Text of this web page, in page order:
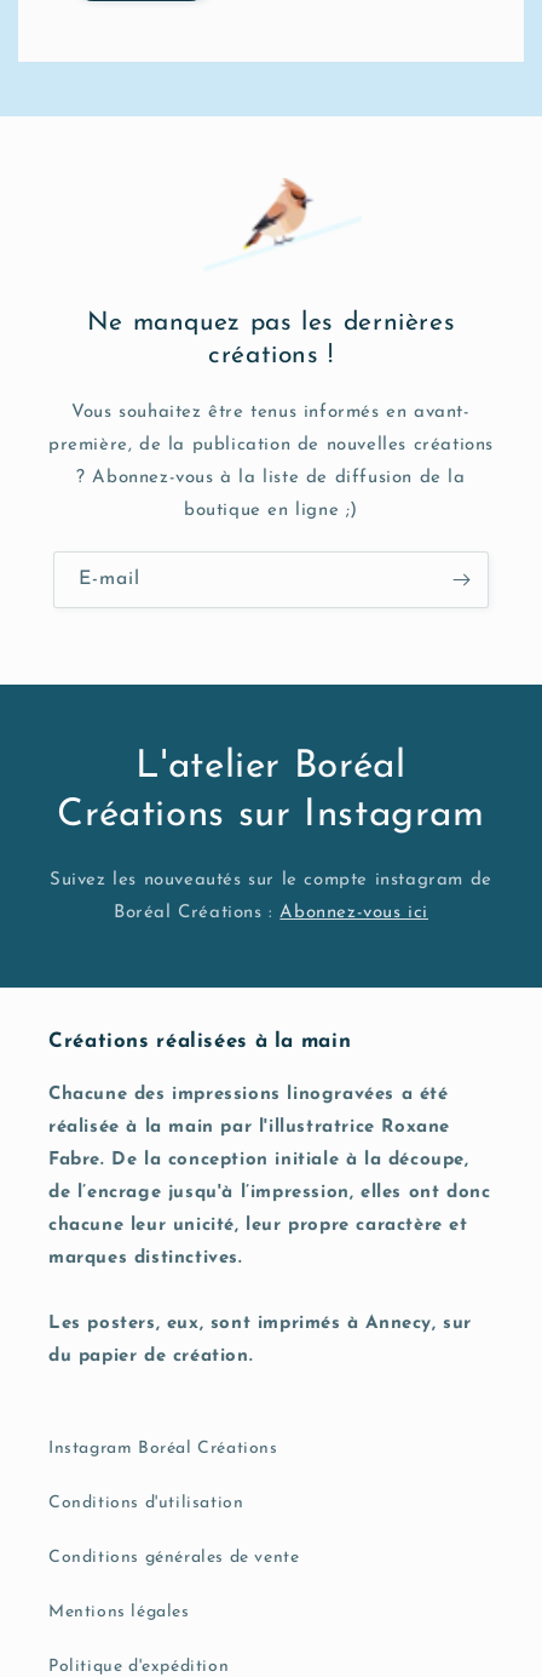
Ne manquez pas les dernières
créations !
Vous souhaitez être tenus informés en avant-
première, de la publication de nouvelles créations
? Abonnez-vous à la liste de diffusion de la
boutique en ligne ;)
E-mail
L'atelier Boréal
Créations sur Instagram
Suivez les nouveautés sur le compte instagram de
Boréal Créations :Abonnez-vous ici
Créations réalisées à la main
Chacune des impressions linogravées a été
réalisée à la main par l'illustratrice Roxane
Fabre. De la conception initiale à la découpe,
de l’encrage jusqu'à l’impression, elles ont donc
chacune leur unicité, leur propre caractère et
marques distinctives.
Les posters, eux, sont imprimés à Annecy, sur
du papier de création.
Instagram Boréal Créations
Conditions d'utilisation
Conditions générales de vente
Mentions légales
Politique d'expédition